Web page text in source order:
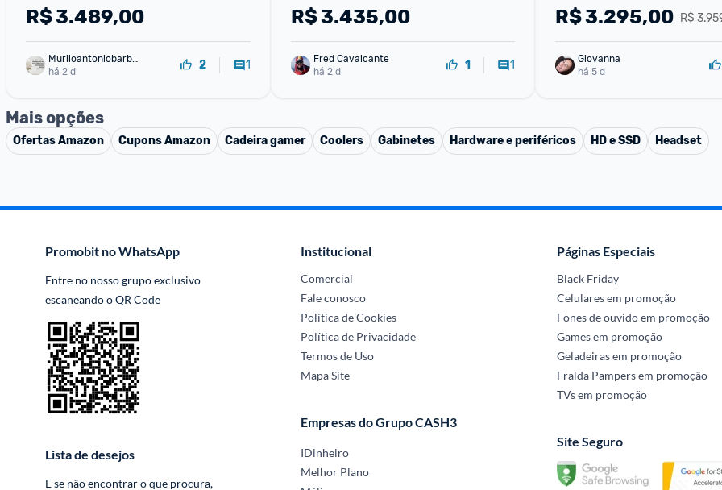
512GB SSD Windows 11 15.3" -
83NS0002BR Luna Grey
R$3.489,00
Muriloantoniobarbo
sa
há 2 d 2 1
R$3.435,00
Fred Cavalcante
há 2 d
1 1
SSD, Tela 15,6" FHD, Linux
R$
R$3.295,00
Giovanna
há 5 d
Mais opções
OfertasAmazon CuponsAmazon Cadeira gamer Coolers Gabinetes Hardware e periféricos HD e SSD Headset
Promobit no WhatsApp
Entre no nosso grupo exclusivo
escaneando o QR Code
Lista de desejos
E se não encontrar o que procura,
Institucional
Comercial
Fale conosco
Política de Cookies
Política de Privacidade
Termos de Uso
Mapa Site
Empresas do Grupo CASH3
IDinheiro
Melhor Plano
Páginas Especiais
Black Friday
Celulares em promoção
Fones de ouvido em promoção
Games em promoção
Geladeiras em promoção
Fralda Pampers em promoção
TVs em promoção
Site Seguro